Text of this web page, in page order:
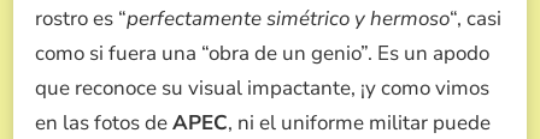
rostro es “perfectamente simétrico y hermoso“, casi
como si fuera una “obra de un genio”. Es un apodo
que reconoce su visual impactante, ¡y como vimos
en las fotos deAPEC, ni el uniforme militar puede